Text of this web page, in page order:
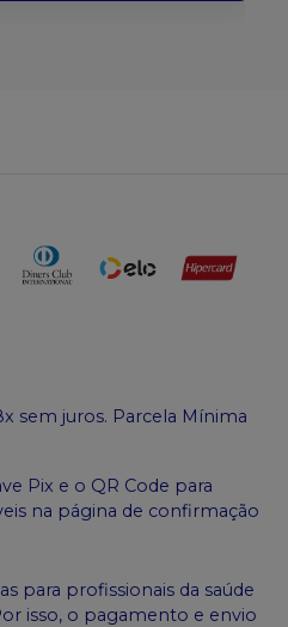
sem juros. Parcela Mínima
Pix e o QR Code para
na página de confirmação
para profissionais da saúde
isso, o pagamento e envio